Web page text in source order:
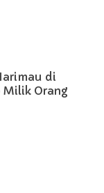
di
Milik Orang